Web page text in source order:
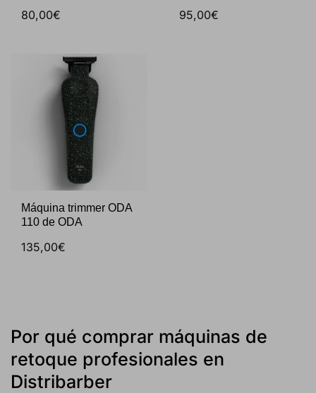
80,00€ 95,00€
Máquina trimmer ODA
110 de ODA
135,00€
Por qué comprar máquinas de
retoque profesionales en
Distribarber